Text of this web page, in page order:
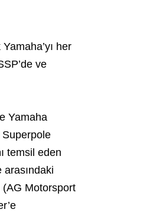
her
ve
Yamaha
Superpole
temsil eden
(AG Motorsport